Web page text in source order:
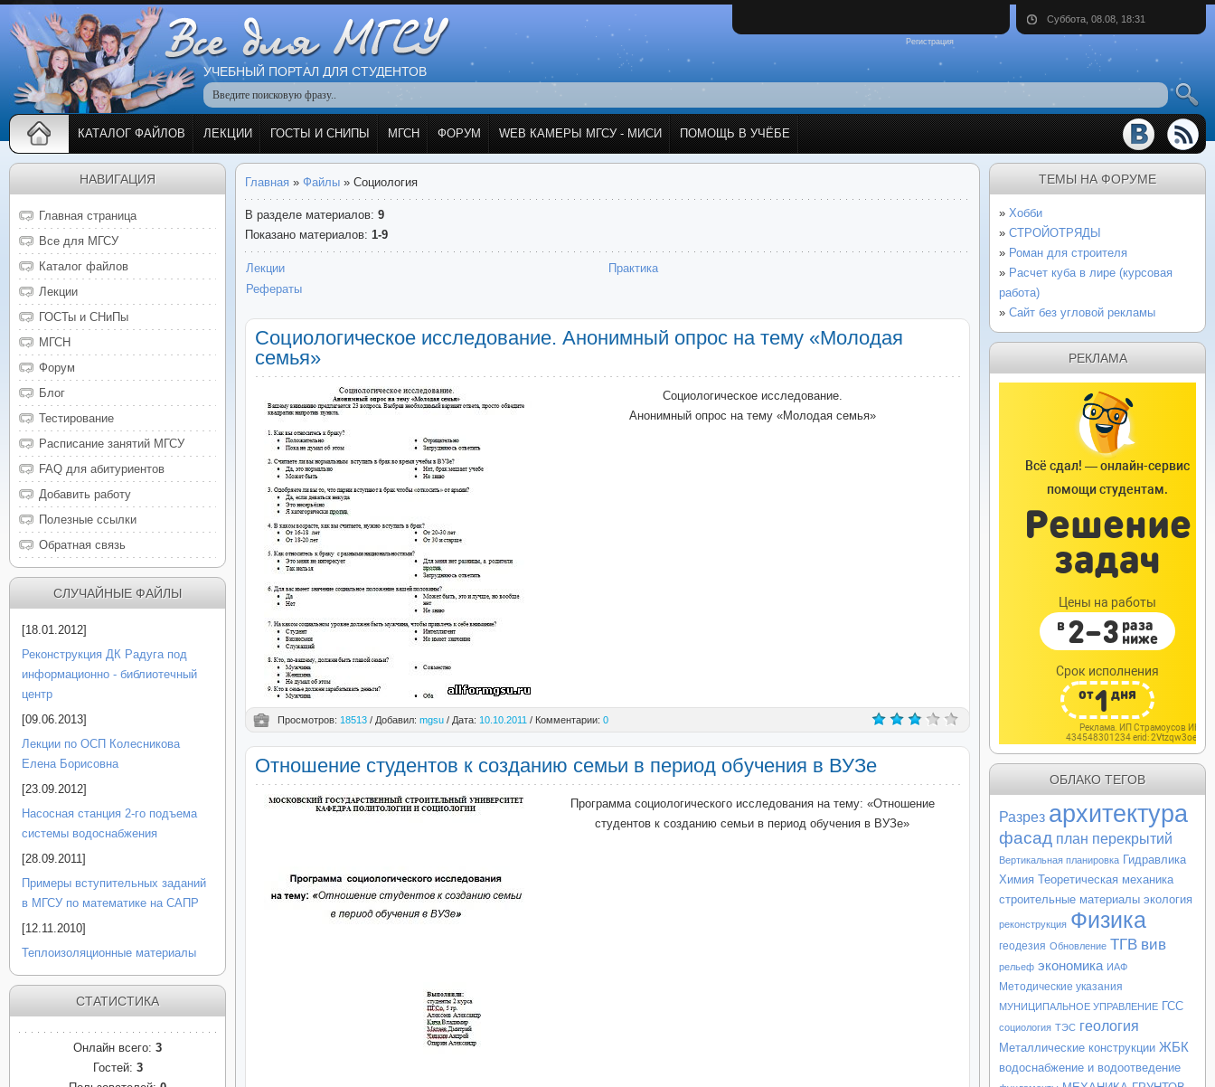
УЧЕБНЫЙ ПОРТАЛ ДЛЯ СТУДЕНТОВ
Суббота, 08.08, 18:31
Регистрация
КАТАЛОГ ФАЙЛОВ ЛЕКЦИИ ГОСТЫ И СНИПЫ МГСН ФОРУМ WEB КАМЕРЫ МГСУ - МИСИ ПОМОЩЬ В УЧЁБЕ
Главная » Файлы » Социология
В разделе материалов: 9
Показано материалов: 1-9
Лекции
Практика
Рефераты
Социологическое исследование. Анонимный опрос на тему «Молодая
семья»
Социологическое исследование.
Анонимный опрос на тему «Молодая семья»
Просмотров: 18513 / Добавил: mgsu / Дата: 10.10.2011 / Комментарии: 0
Отношение студентов к созданию семьи в период обучения в ВУЗе
Программа социологического исследования на тему: «Отношение
студентов к созданию семьи в период обучения в ВУЗе»
НАВИГАЦИЯ
Главная страница
Все для МГСУ
Каталог файлов
Лекции
ГОСТы и СНиПы
МГСН
Форум
Блог
Тестирование
Расписание занятий МГСУ
FAQ для абитуриентов
Добавить работу
Полезные ссылки
Обратная связь
СЛУЧАЙНЫЕ ФАЙЛЫ
[18.01.2012]
Реконструкция ДК Радуга под
информационно - библиотечный
центр
[09.06.2013]
Лекции по ОСП Колесникова
Елена Борисовна
[23.09.2012]
Насосная станция 2-го подъема
системы водоснабжения
[28.09.2011]
Примеры вступительных заданий
в МГСУ по математике на САПР
[12.11.2010]
Теплоизоляционные материалы
СТАТИСТИКА
Онлайн всего: 3
Гостей: 3
ТЕМЫ НА ФОРУМЕ
Хобби
СТРОЙОТРЯДЫ
Роман для строителя
Расчет куба в лире (курсовая
работа)
Сайт без угловой рекламы
РЕКЛАМА
ОБЛАКО ТЕГОВ
Разрез архитектура
фасад план перекрытий
Вертикальная планировка Гидравлика
Химия Теоретическая механика
строительные материалы экология
реконструкция Физика
геодезия Обновление ТГВ вив
рельеф экономика ИАФ
Методические указания
МУНИЦИПАЛЬНОЕ УПРАВЛЕНИЕ ГСС
социология ТЭС геология
Металлические конструкции ЖБК
водоснабжение и водоотведение